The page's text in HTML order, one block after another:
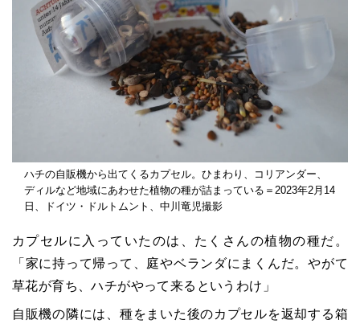
ハチの自販機から出てくるカプセル。ひまわり、コリアンダー、
ディルなど地域にあわせた植物の種が詰まっている＝2023年2月14
日、ドイツ・ドルトムント、中川竜児撮影
カプセルに入っていたのは、たくさんの植物の種だ。
「家に持って帰って、庭やベランダにまくんだ。やがて
草花が育ち、ハチがやって来るというわけ」
自販機の隣には、種をまいた後のカプセルを返却する箱